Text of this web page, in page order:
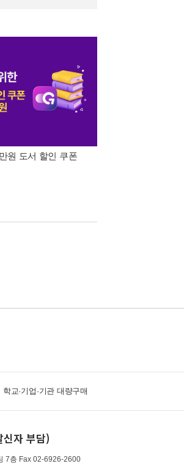
원 도서 할인 쿠폰
학교·기업·기관 대량구매
자 부담)
7층 Fax 02-6926-2600